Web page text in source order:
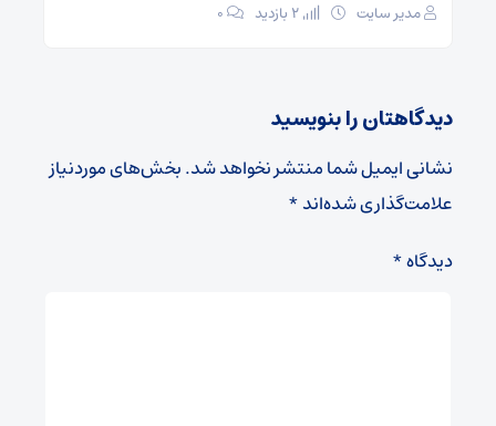
مدیر سایت ۰
دیدگاهتان را بنویسید
نشانی ایمیل شما منتشر نخواهد شد.بخش‌های موردنیاز
علامت‌گذاری شده‌اند*
دیدگاه*